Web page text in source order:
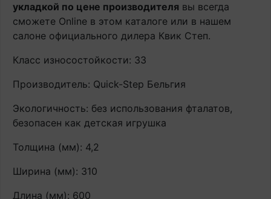
укладкой по цене производителя вы всегда
сможете Online в этом каталоге или в нашем
салоне официального дилера Квик Степ.
Класс износостойкости: 33
Производитель: Quick-Step Бельгия
Экологичность: без использования фталатов,
безопасен как детская игрушка
Толщина (мм): 4,2
Ширина (мм): 310
Длина (мм): 600